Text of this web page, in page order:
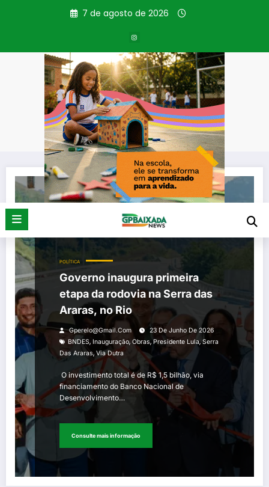
7 de agosto de 2026
Tag: BNDES
Página inicial BNDES
POLÍTICA
Governo inaugura primeira
etapa da rodovia na Serra das
Araras, no Rio
Gperelo@gmail.com
23 De Junho De 2026
BNDES, Inauguração, Obras,Presidente Lula,Serra
Das Araras, Via Dutra
O investimento total é de R$ 1,5 bilhão, via
financiamento do Banco Nacional de
Desenvolvimento…
Consulte mais informação